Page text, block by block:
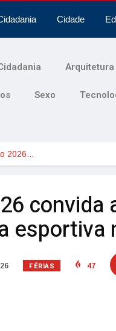
Cidade
Arquitetura
Sexo
2026…
convida
esportiva
FÉRIAS 47